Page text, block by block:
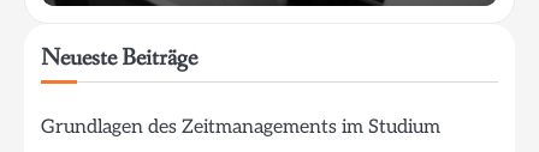
Neueste Beiträge
Grundlagen des Zeitmanagements im Studium